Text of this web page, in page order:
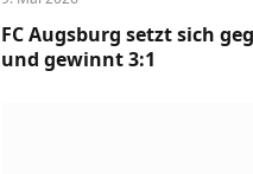
FC Augsburg setzt sich
und gewinnt 3:1